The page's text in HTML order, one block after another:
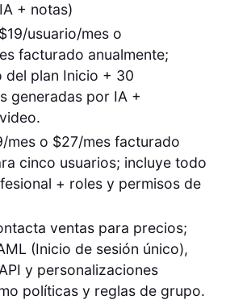
+ notas)
$19/usuario/mes o
facturado anualmente;
del plan Inicio + 30
generadas por IA +
mes o $27/mes facturado
cinco usuarios; incluye todo
+ roles y permisos de
ventas para precios;
(Inicio de sesión único),
y personalizaciones
políticas y reglas de grupo.